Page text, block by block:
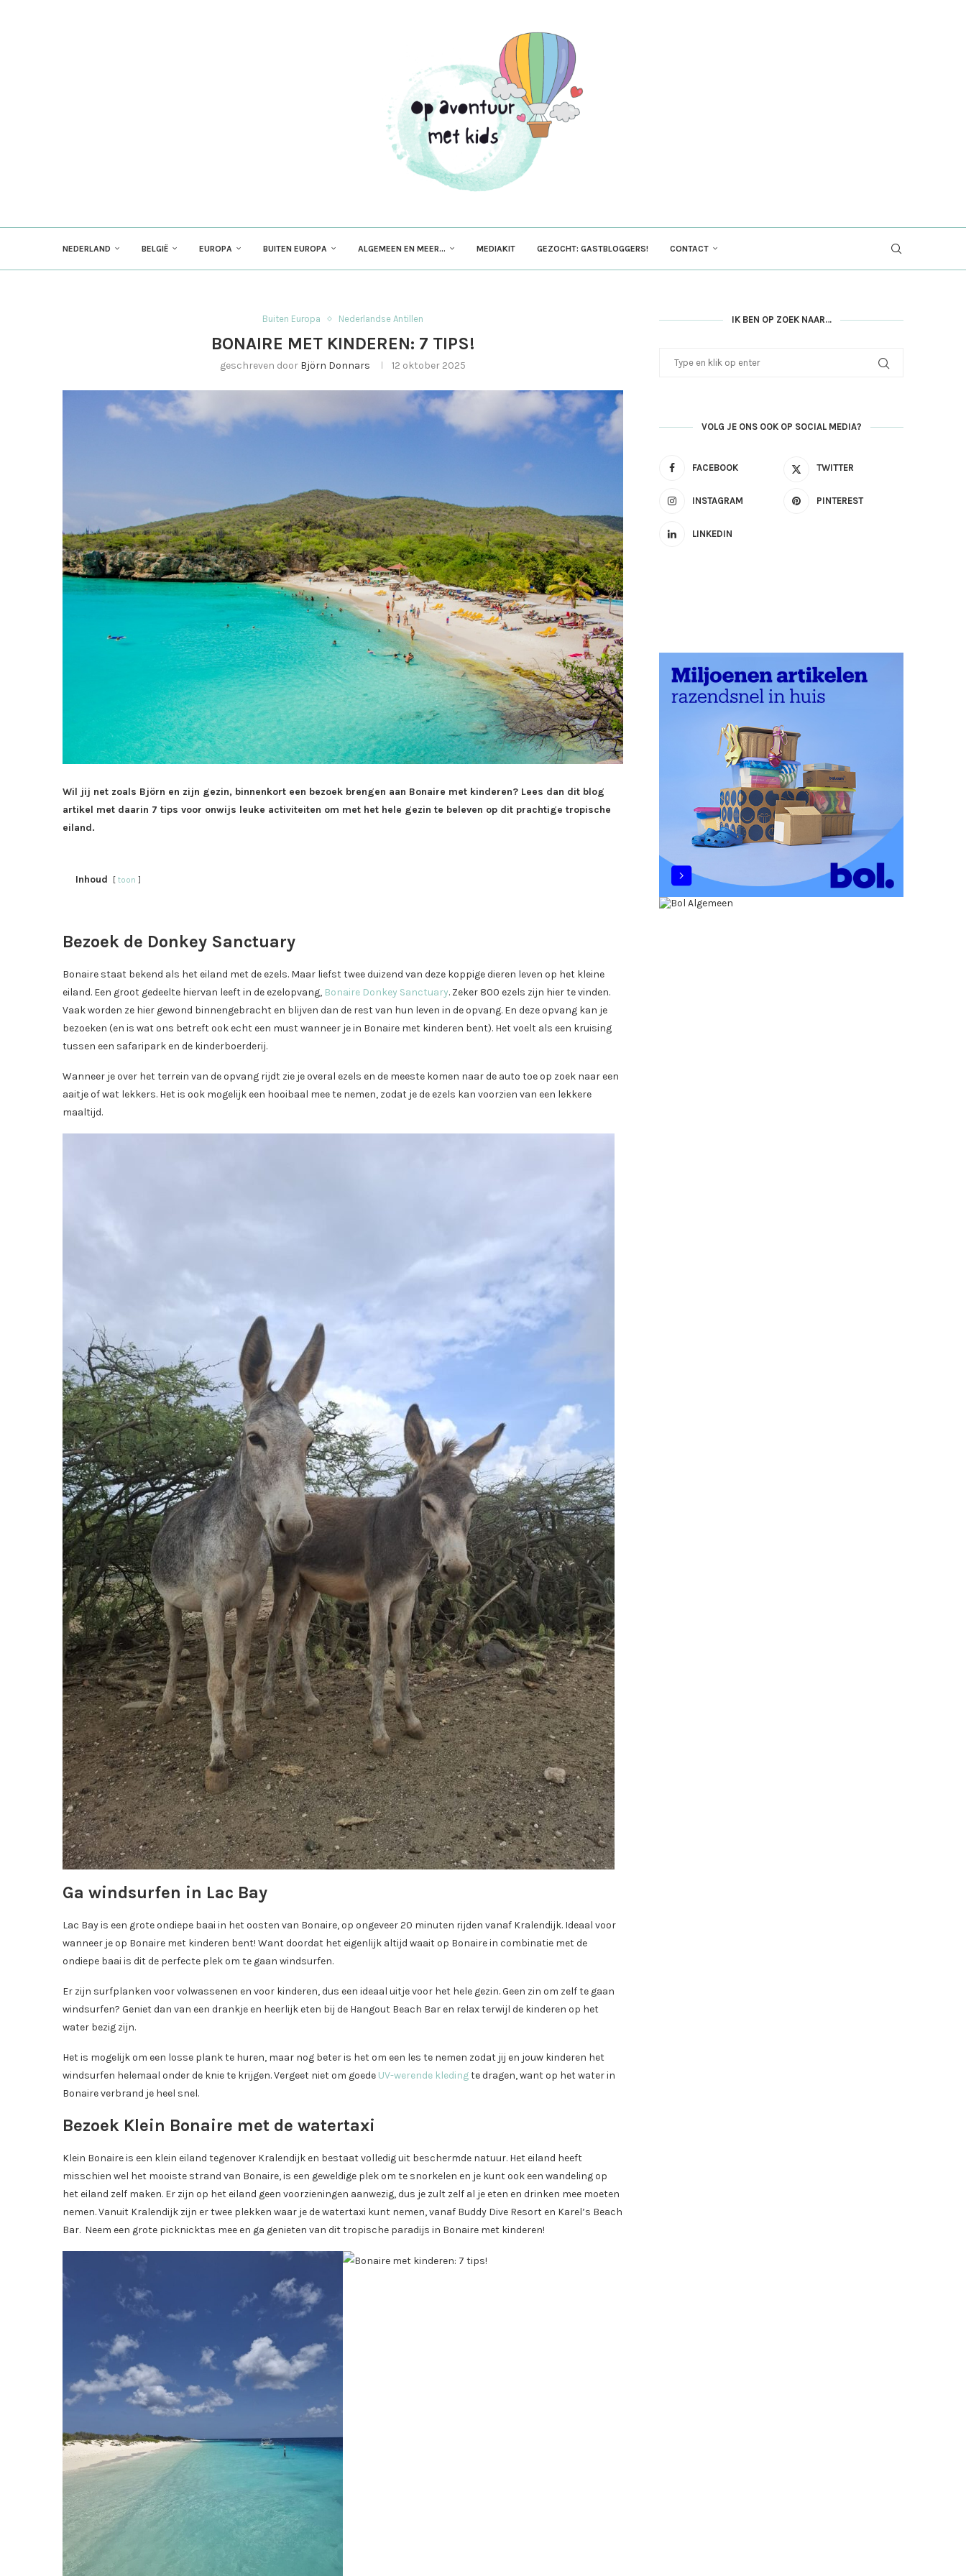
NEDERLAND BELGIË EUROPA BUITEN EUROPA ALGEMEEN EN MEER… MEDIAKIT GEZOCHT: GASTBLOGGERS! CONTACT
Buiten Europa Nederlandse Antillen
BONAIRE MET KINDEREN: 7 TIPS!
geschreven door Björn Donnars 12 oktober 2025
Wil jij net zoals Björn en zijn gezin, binnenkort een bezoek brengen aan Bonaire met kinderen? Lees dan dit blog
artikel met daarin 7 tips voor onwijs leuke activiteiten om met het hele gezin te beleven op dit prachtige tropische
eiland.
Inhoud toon
Bezoek de Donkey Sanctuary
Bonaire staat bekend als het eiland met de ezels. Maar liefst twee duizend van deze koppige dieren leven op het kleine
eiland. Een groot gedeelte hiervan leeft in de ezelopvang, Bonaire Donkey Sanctuary. Zeker 800 ezels zijn hier te vinden.
Vaak worden ze hier gewond binnengebracht en blijven dan de rest van hun leven in de opvang. En deze opvang kan je
bezoeken (en is wat ons betreft ook echt een must wanneer je in Bonaire met kinderen bent). Het voelt als een kruising
tussen een safaripark en de kinderboerderij.
Wanneer je over het terrein van de opvang rijdt zie je overal ezels en de meeste komen naar de auto toe op zoek naar een
aaitje of wat lekkers. Het is ook mogelijk een hooibaal mee te nemen, zodat je de ezels kan voorzien van een lekkere
maaltijd.
Ga windsurfen in Lac Bay
Lac Bay is een grote ondiepe baai in het oosten van Bonaire, op ongeveer 20 minuten rijden vanaf Kralendijk. Ideaal voor
wanneer je op Bonaire met kinderen bent! Want doordat het eigenlijk altijd waait op Bonaire in combinatie met de
ondiepe baai is dit de perfecte plek om te gaan windsurfen.
Er zijn surfplanken voor volwassenen en voor kinderen, dus een ideaal uitje voor het hele gezin. Geen zin om zelf te gaan
windsurfen? Geniet dan van een drankje en heerlijk eten bij de Hangout Beach Bar en relax terwijl de kinderen op het
water bezig zijn.
Het is mogelijk om een losse plank te huren, maar nog beter is het om een les te nemen zodat jij en jouw kinderen het
windsurfen helemaal onder de knie te krijgen. Vergeet niet om goede UV-werende kledingte dragen, want op het water in
Bonaire verbrand je heel snel.
Bezoek Klein Bonaire met de watertaxi
Klein Bonaire is een klein eiland tegenover Kralendijk en bestaat volledig uit beschermde natuur. Het eiland heeft
misschien wel het mooiste strand van Bonaire, is een geweldige plek om te snorkelen en je kunt ook een wandeling op
het eiland zelf maken. Er zijn op het eiland geen voorzieningen aanwezig, dus je zult zelf al je eten en drinken mee moeten
nemen. Vanuit Kralendijk zijn er twee plekken waar je de watertaxi kunt nemen, vanaf Buddy Dive Resort en Karel’s Beach
Bar. Neem een grote picknicktas mee en ga genieten van dit tropische paradijs in Bonaire met kinderen!
IK BEN OP ZOEK NAAR…
VOLG JE ONS OOK OP SOCIAL MEDIA?
FACEBOOK TWITTER
INSTAGRAM PINTEREST
LINKEDIN